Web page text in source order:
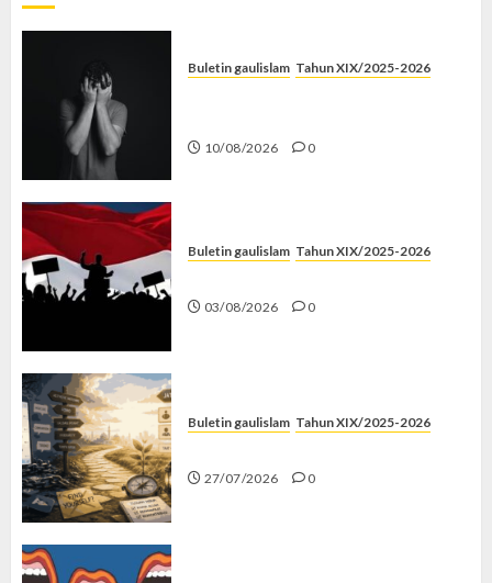
Buletin gaulislam Tahun XIX/2025-2026
10/08/2026 0
Buletin gaulislam Tahun XIX/2025-2026
03/08/2026 0
Buletin gaulislam Tahun XIX/2025-2026
27/07/2026 0